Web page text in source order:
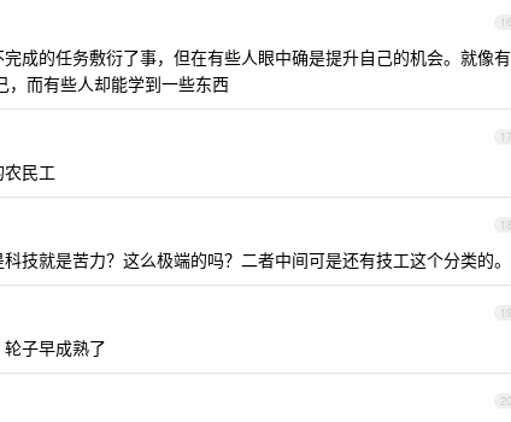
16
成的任务敷衍了事，但在有些人眼中确是提升自己的机会。就像有
，而有些人却能学到一些东西
17
民工
18
技就是苦力？这么极端的吗？二者中间可是还有技工这个分类的。
19
子早成熟了
20